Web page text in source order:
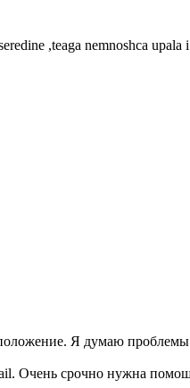
,teaga nemnoshca upala
Я думаю проблемы
Очень срочно нужна